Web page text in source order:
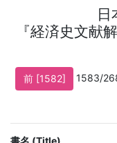
日
『経済史文献
前 [1582] 1583/